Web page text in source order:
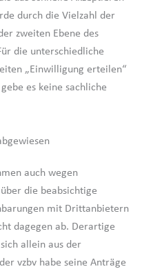
durch die Vielzahl der
zweiten Ebene des
die unterschiedliche
„Einwilligung erteilen“
es keine sachliche
auch wegen
die beabsichtige
mit Drittanbietern
dagegen ab. Derartige
allein aus der
vzbv habe seine Anträge